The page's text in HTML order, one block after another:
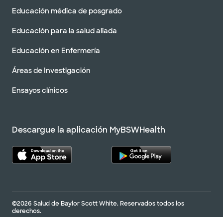
Educación médica de posgrado
Educación para la salud aliada
Educación en Enfermería
Áreas de Investigación
Ensayos clínicos
Descargue la aplicación MyBSWHealth
©2026 Salud de Baylor Scott White. Reservados todos los
derechos.